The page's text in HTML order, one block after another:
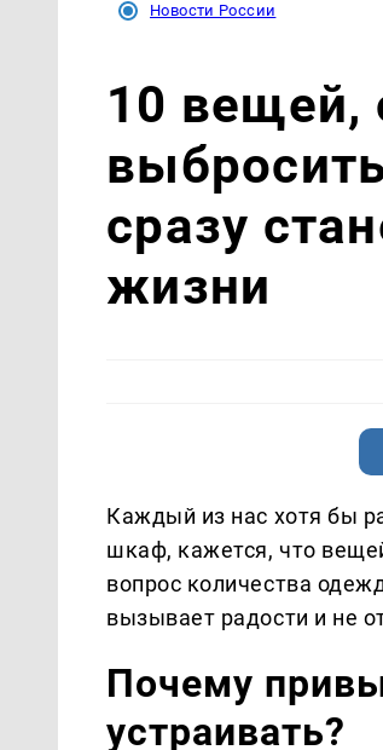
Новости России
10 вещей,
сразу
жизни
Каждый из нас хотя бы
шкаф, кажется, что
вопрос количества
вызывает радости и не
Почему
устраивать?